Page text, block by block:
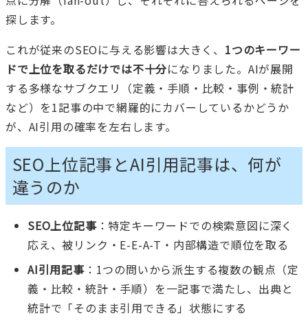
探します。
これが従来のSEOに与える影響は大きく、 1つのキーワー
ドで上位を取るだけでは不十分になりました。AIが展開
する多様なサブクエリ（定義・手順・比較・事例・統計
など）を1記事の中で網羅的にカバーしているかどうか
が、AI引用の確率を左右します。
SEO上位記事とAI引用記事は、何が
違うのか
SEO上位記事：特定キーワードでの検索意図に深く
応え、被リンク・E-E-A-T・内部構造で順位を取る
AI引用記事：1つの問いから派生する複数の観点（定
義・比較・統計・手順）を一記事で満たし、出典と
統計で「そのまま引用できる」状態にする